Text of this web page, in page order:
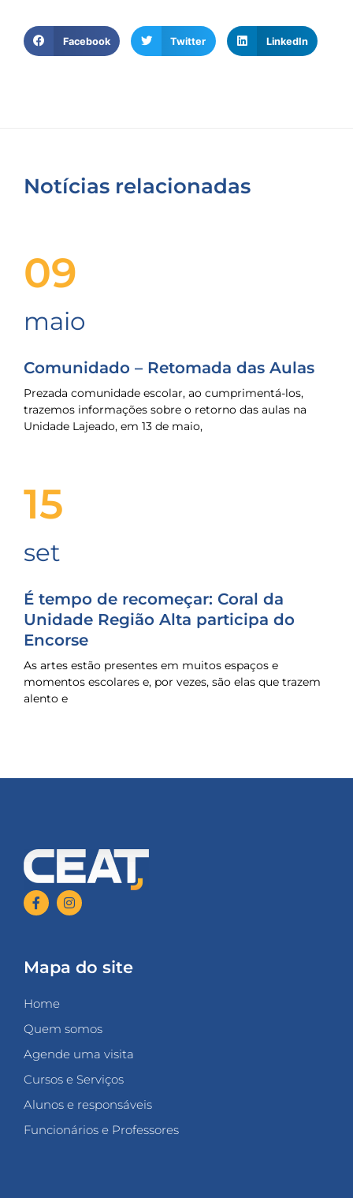
Facebook Twitter LinkedIn
Notícias relacionadas
09
maio
Comunidado – Retomada das Aulas
Prezada comunidade escolar, ao cumprimentá-los,
trazemos informações sobre o retorno das aulas na
Unidade Lajeado, em 13 de maio,
15
set
É tempo de recomeçar: Coral da
Unidade Região Alta participa do
Encorse
As artes estão presentes em muitos espaços e
momentos escolares e, por vezes, são elas que trazem
alento e
Mapa do site
Home
Quem somos
Agende uma visita
Cursos e Serviços
Alunos e responsáveis
Funcionários e Professores